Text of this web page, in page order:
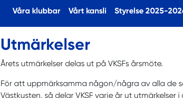
Våra klubbar Vårt kansli Styrelse 2025-
Utmärkelser
Årets utmärkelser delas ut på VKSFs årsmöte.
För att uppmärksamma någon/några av alla de
Västkusten, så delar VKSF varje år ut utmärkelser i